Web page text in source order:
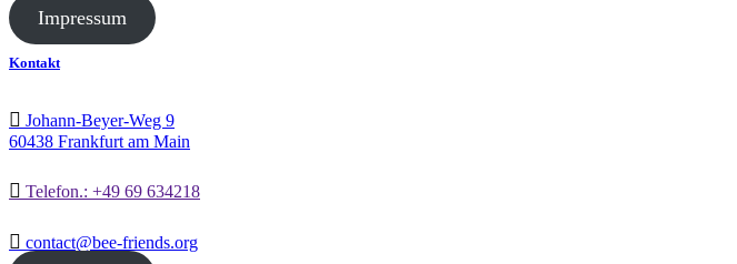
Impressum
Kontakt
Johann-Beyer-Weg 9
60438 Frankfurt am Main
Telefon.: +49 69 634218
contact@bee-friends.org